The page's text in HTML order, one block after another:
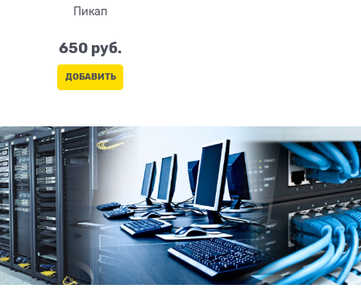
Пикап
650 руб.
ДОБАВИТЬ